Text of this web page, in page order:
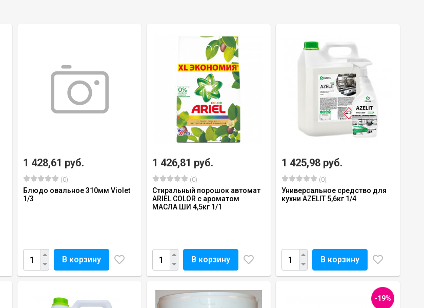
1 428,61 руб.
(0)
Блюдо овальное 310мм Violet
1/3
В корзину
1 426,81 руб.
(0)
Стиральный порошок автомат
ARIEL СOLOR с ароматом
МАСЛА ШИ 4,5кг 1/1
В корзину
1 425,98 руб.
(0)
Универсальное средство для
кухни AZELIT 5,6кг 1/4
В корзину
-19%